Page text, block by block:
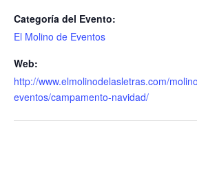
Categoría del Evento:
El Molino de Eventos
Web:
http://www.elmolinodelasletras.com/
eventos/campamento-navidad/